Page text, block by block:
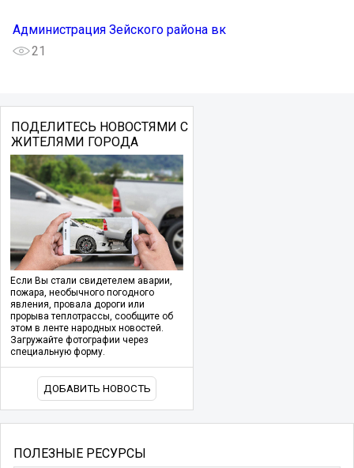
Администрация Зейского района вк
21
ПОДЕЛИТЕСЬ НОВОСТЯМИ С
ЖИТЕЛЯМИ ГОРОДА
Если Вы стали свидетелем аварии,
пожара, необычного погодного
явления, провала дороги или
прорыва теплотрассы, сообщите об
этом в ленте народных новостей.
Загружайте фотографии через
специальную форму.
ДОБАВИТЬ НОВОСТЬ
ПОЛЕЗНЫЕ РЕСУРСЫ